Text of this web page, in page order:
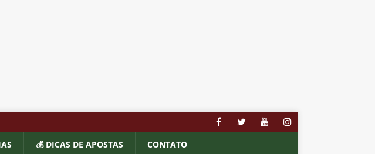
💰 DICAS DE APOSTAS CONTATO